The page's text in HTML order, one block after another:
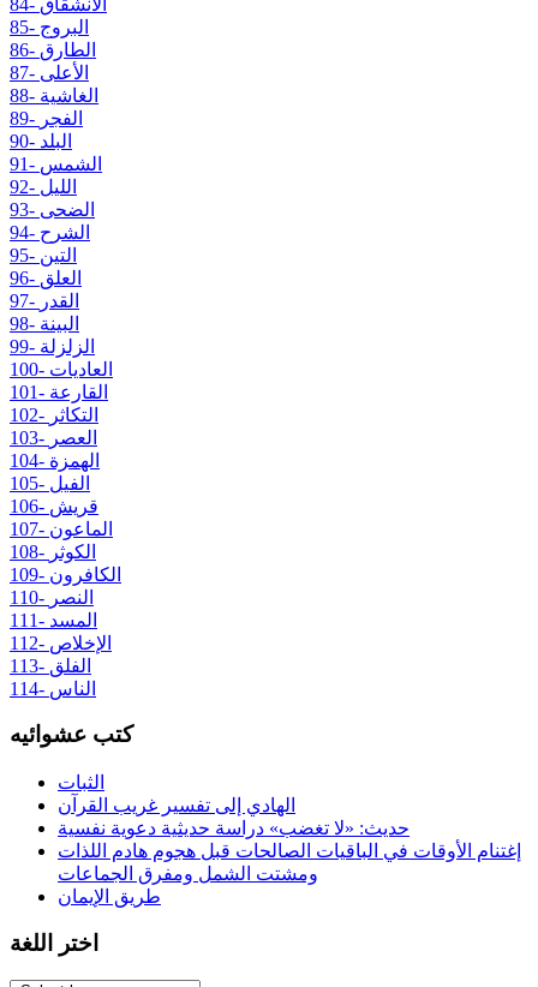
85- البروج
86- الطارق
87- الأعلى
88- الغاشية
89- الفجر
90- البلد
91- الشمس
92- الليل
93- الضحى
94- الشرح
95- التين
96- العلق
97- القدر
98- البينة
99- الزلزلة
100- العاديات
101- القارعة
102- التكاثر
103- العصر
104- الهمزة
105- الفيل
106- قريش
107- الماعون
108- الكوثر
109- الكافرون
110- النصر
111- المسد
112- الإخلاص
113- الفلق
114- الناس
كتب عشوائيه
الثبات
الهادي إلى تفسير غريب القرآن
حديث: «لا تغضب» دراسة حديثية دعوية نفسية
إغتنام الأوقات في الباقيات الصالحات قبل هجوم هادم اللذات
ومشتت الشمل ومفرق الجماعات
طريق الإيمان
اختر اللغة